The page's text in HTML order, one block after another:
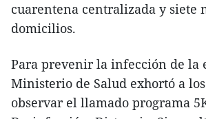
cuarentena centralizada y siete
domicilios.
Para prevenir la infección de la
Ministerio de Salud exhortó a
observar el llamado programa